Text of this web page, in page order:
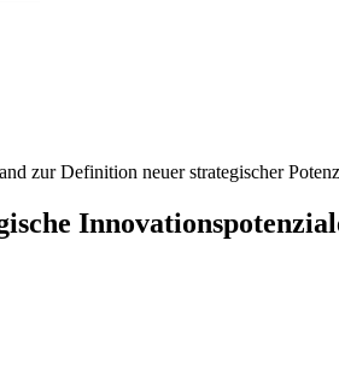
zur Definition neuer strategischer